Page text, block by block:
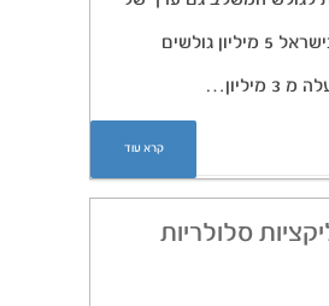
הנאה ובידור. בישראל 5 מיליון גולשים
קרא עוד
סלולריות